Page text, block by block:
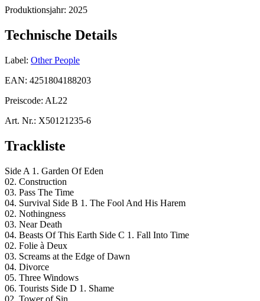
Produktionsjahr: 2025
Technische Details
Label: Other People
EAN: 4251804188203
Preiscode: AL22
Art. Nr.: X50121235-6
Trackliste
Side A 1. Garden Of Eden
02. Construction
03. Pass The Time
04. Survival Side B 1. The Fool And His Harem
02. Nothingness
03. Near Death
04. Beasts Of This Earth Side C 1. Fall Into Time
02. Folie à Deux
03. Screams at the Edge of Dawn
04. Divorce
05. Three Windows
06. Tourists Side D 1. Shame
02. Tower of Sin